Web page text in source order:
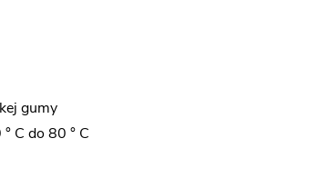
gumy
C do 80 ° C